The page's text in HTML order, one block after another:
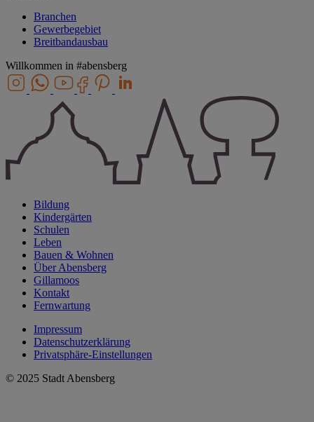
Branchen
Gewerbegebiet
Breitbandausbau
Willkommen in #abensberg
Bildung
Kindergärten
Schulen
Leben
Bauen & Wohnen
Über Abensberg
Gillamoos
Kontakt
Fernwartung
Impressum
Datenschutzerklärung
Privatsphäre-Einstellungen
© 2025 Stadt Abensberg